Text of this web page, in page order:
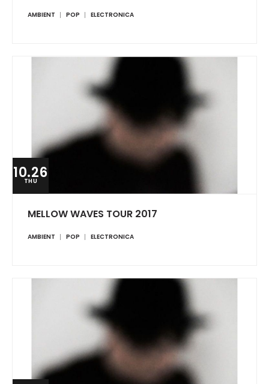
AMBIENT POP ELECTRONICA
10.26
THU
MELLOW WAVES TOUR 2017
AMBIENT POP ELECTRONICA